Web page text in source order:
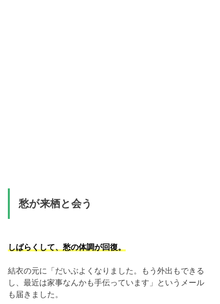
愁が来栖と会う
しばらくして、愁の体調が回復。
結衣の元に「だいぶよくなりました。もう外出もできる
し、最近は家事なんかも手伝っています」というメール
も届きました。